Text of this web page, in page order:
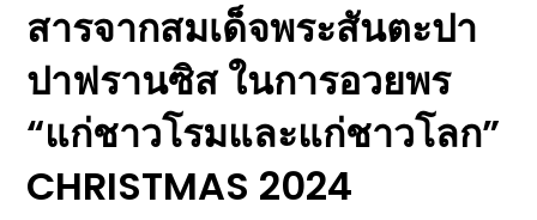
สารจากสมเด็จพระสันตะปา
ปาฟรานซิส ในการอวยพร
“แก่ชาวโรมและแก่ชาวโลก”
CHRISTMAS 2024